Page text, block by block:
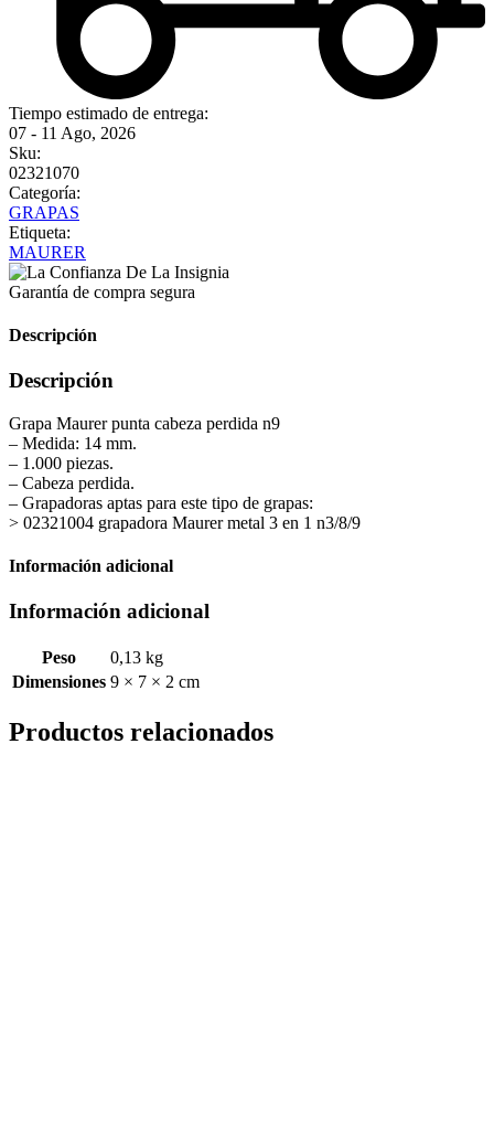
Tiempo estimado de entrega:
07 - 11 Ago, 2026
Sku:
02321070
Categoría:
GRAPAS
Etiqueta:
MAURER
Garantía de compra segura
Descripción
Descripción
Grapa Maurer punta cabeza perdida n9
– Medida: 14 mm.
– 1.000 piezas.
– Cabeza perdida.
– Grapadoras aptas para este tipo de grapas:
> 02321004 grapadora Maurer metal 3 en 1 n3/8/9
Información adicional
Información adicional
Peso
0,13 kg
Dimensiones 9 × 7 × 2 cm
Productos relacionados